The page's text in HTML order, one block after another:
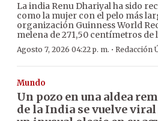
La india Renu Dhariyal ha sido
como la mujer con el pelo más
organización Guinness World
melena de 271,50 centímetros
Agosto 7, 2026 04:22 p. m. · Redacción
Mundo
Un pozo en una aldea
de la India se vuelve